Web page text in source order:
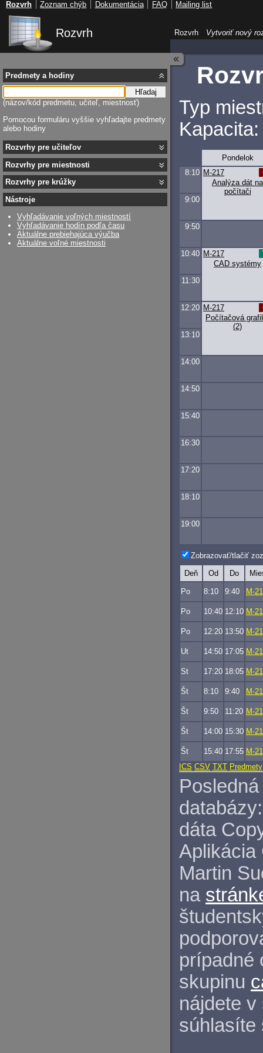
Rozvrh
Typ
Pondelok
8:10
Analýza dát na
počítači
M-217
9:00
9:50
10:40
CAD systémy
M-217
11:30
12:20
Počítačová
(2)
M-217
13:10
14:00
14:50
15:40
16:30
17:20
18:10
19:00
Zobrazovať/tlačiť
Deň Od Do
Po 8:10 9:40 M-
Po 10:40 12:10 M-
Po 12:20 13:50 M-
Ut 14:50 17:05 M-
St 17:20 18:05 M-
Št 8:10 9:40 M-
Št 9:50 11:20 M-
Št 14:00 15:30 M-
Št 15:40 17:55 M-
ICS CSV TXT Predmety
databázy:
dáta
Aplikácia
Martin
na
prípadné
skupinu
nájdete
Predmety a hodiny
Hľadaj
(názov/kód predmetu, učiteľ, miestnosť)
Pomocou formuláru vyššie vyhľadajte predmety
alebo hodiny
Rozvrhy pre učiteľov
Rozvrhy pre miestnosti
Rozvrhy pre krúžky
Nástroje
Vyhľadávanie voľných miestností
Vyhľadávanie hodín podľa času
Aktuálne prebiehajúca výučba
Aktuálne voľné miestnosti
Rozvrh Vytvoriť nový
Rozvrh Zoznam chýb Dokumentácia FAQ Mailing list